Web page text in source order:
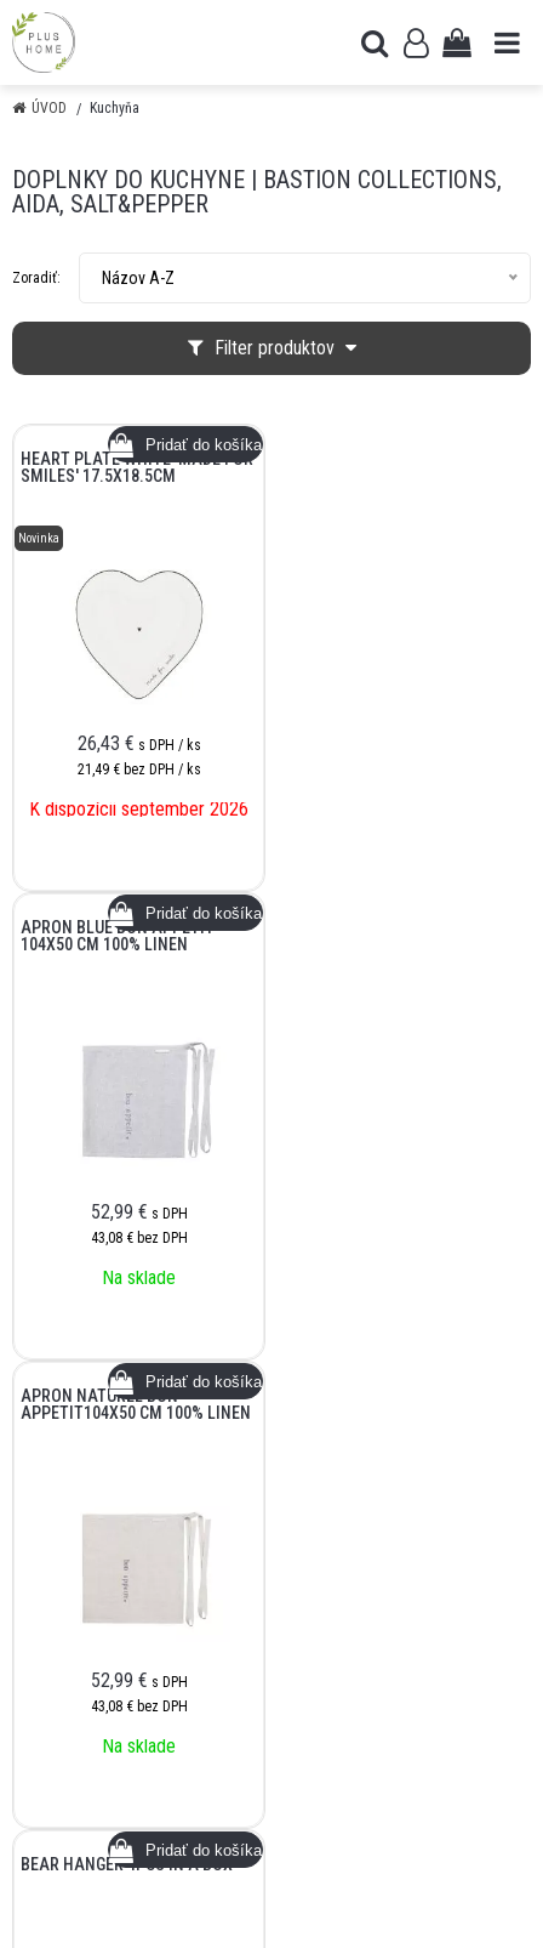
ÚVOD Kuchyňa
DOPLNKY DO KUCHYNE | BASTION COLLECTIONS,
AIDA, SALT&PEPPER
Filter produktov
Zoradiť: Názov A-Z
HEART PLATE WHITE 'MADE FOR
SMILES' 17.5X18.5CM
Novinka
26,43 € s DPH / ks
21,49 € bez DPH / ks
K dispozícii september 2026
APRON BLUE BON APPETIT
104X50 CM 100% LINEN
52,99 € s DPH
43,08 € bez DPH
Na sklade
APRON NATUREL BON
APPETIT104X50 CM 100% LINEN
52,99 € s DPH
43,08 € bez DPH
Na sklade
BEAR HANGER 4PCS IN A BOX